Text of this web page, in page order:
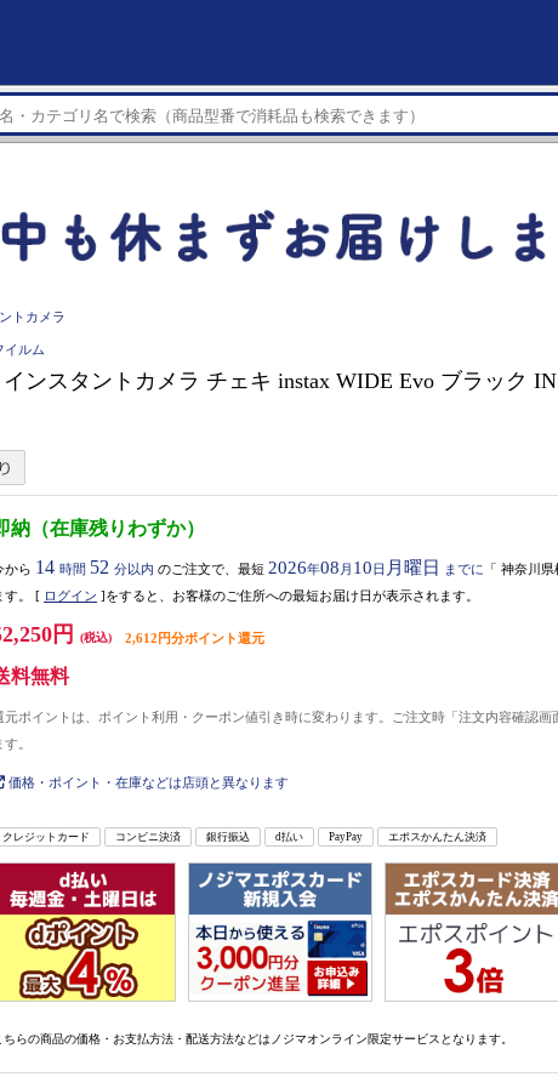
トカメラ
イルム
ンスタントカメラ チェキ instax WIDE Evo ブラック
納（在庫残りわずか）
から 14 時間 52 分以内 のご注文で、最短 2026年08 月 10日 月曜日 までに 「 神奈川県
す。 [ ログイン ]をすると、お客様のご住所への最短お届け日が表示されます。
円 (税込) 2,612円分ポイント還元
料無料
元ポイントは、ポイント利用・クーポン値引き時に変わります。ご注文時「注文内容確認画
す。
価格・ポイント・在庫などは店頭と異なります
クレジットカード コンビニ決済 銀行振込 d払い PayPay エポスかんたん決済
ちらの商品の価格・お支払方法・配送方法などはノジマオンライン限定サービスとなります。